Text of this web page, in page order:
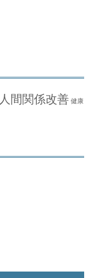
人間関係改善 健康